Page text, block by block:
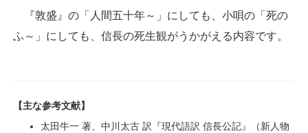
『敦盛』の「人間五十年～」にしても、小唄の「死の
ふ～」にしても、信長の死生観がうかがえる内容です。
【主な参考文献】
太田牛一 著、中川太古 訳『現代語訳 信長公記』（新人物